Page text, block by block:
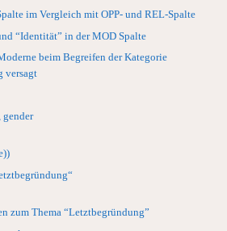
im Vergleich mit OPP- und REL-Spalte
“Identität” in der MOD Spalte
beim Begreifen der Kategorie
versagt
zum Thema “Letztbegründung”